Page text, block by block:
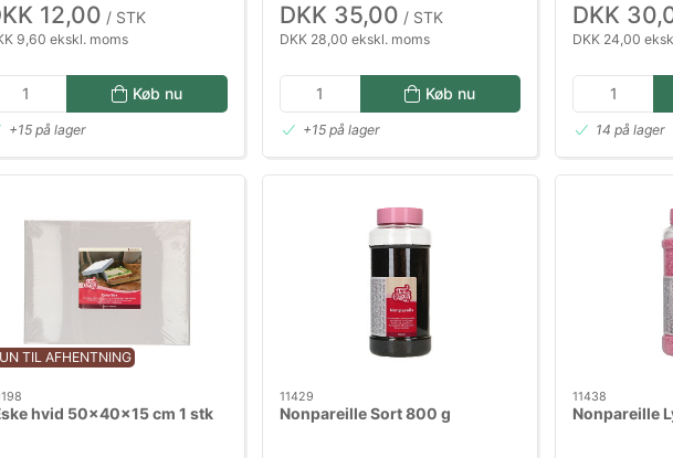
12,00 / STK
9,60 ekskl. moms
Køb nu
+15 på lager
DKK 35,00 / STK
DKK 28,00 ekskl. moms
Køb nu
+15 på lager
DKK
DKK 24,00
14 på lager
TIL AFHENTNING
hvid 50x40x15 cm 1 stk
11429
Nonpareille Sort 800 g
11438
Nonpareille